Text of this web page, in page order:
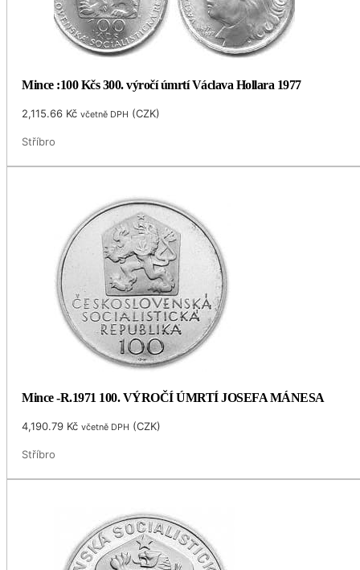
Mince :100 Kčs 300. výročí úmrtí Václava Hollara 1977
2,115.66 Kč včetně DPH (CZK)
Stříbro
Mince -R.1971 100. VÝROČÍ ÚMRTÍ JOSEFA MÁNESA
4,190.79 Kč včetně DPH (CZK)
Stříbro